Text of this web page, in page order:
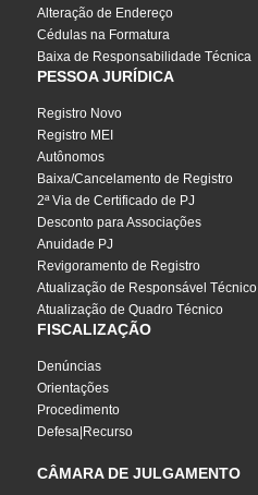
Alteração de Endereço
Cédulas na Formatura
Baixa de Responsabilidade Técnica
PESSOA JURÍDICA
Registro Novo
Registro MEI
Autônomos
Baixa/Cancelamento de Registro
2ª Via de Certificado de PJ
Desconto para Associações
Anuidade PJ
Revigoramento de Registro
Atualização de Responsável Técnico
Atualização de Quadro Técnico
FISCALIZAÇÃO
Denúncias
Orientações
Procedimento
Defesa|Recurso
CÂMARA DE JULGAMENTO